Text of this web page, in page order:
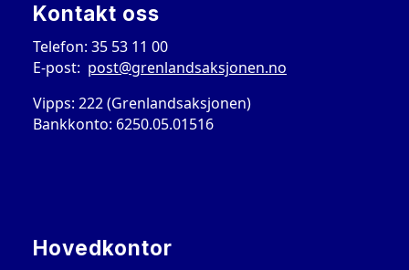
Kontakt oss
Telefon: 35 53 11 00
E-post: post@grenlandsaksjonen.no
Vipps: 222 (Grenlandsaksjonen)
Bankkonto: 6250.05.01516
Hovedkontor